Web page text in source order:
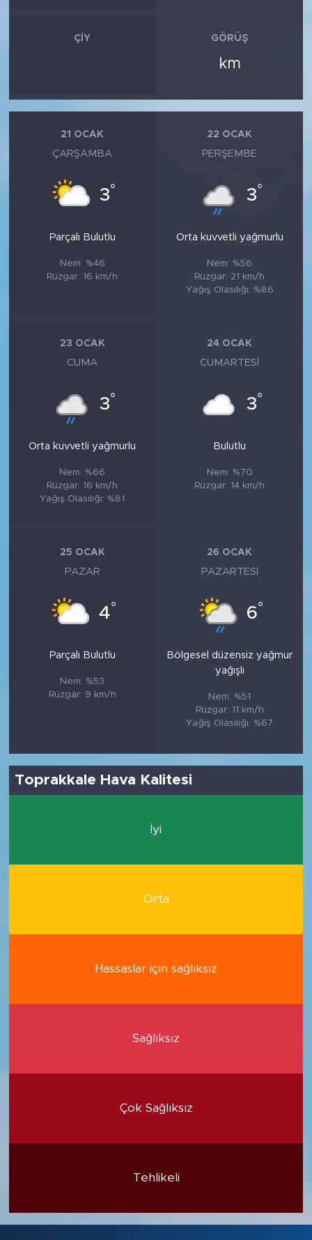
ÇIY GÖRÜŞ
km
21 OCAK
ÇARŞAMBA
3°
Parçalı Bulutlu
Nem: %46
Rüzgar: 16 km/h
22 OCAK
PERŞEMBE
3°
Orta kuvvetli yağmurlu
Nem: %56
Rüzgar: 21 km/h
Yağış Olasılığı: %86
23 OCAK
CUMA
3°
Orta kuvvetli yağmurlu
Nem: %66
Rüzgar: 16 km/h
Yağış Olasılığı: %81
24 OCAK
CUMARTESI
3°
Bulutlu
Nem: %70
Rüzgar: 14 km/h
25 OCAK
PAZAR
4°
Parçalı Bulutlu
Nem: %53
Rüzgar: 9 km/h
26 OCAK
PAZARTESI
6°
Bölgesel düzensiz yağmur
yağışlı
Nem: %51
Rüzgar: 11 km/h
Yağış Olasılığı: %67
Toprakkale Hava Kalitesi
İyi
Orta
Hassaslar için sağlıksız
Sağlıksız
Çok Sağlıksız
Tehlikeli